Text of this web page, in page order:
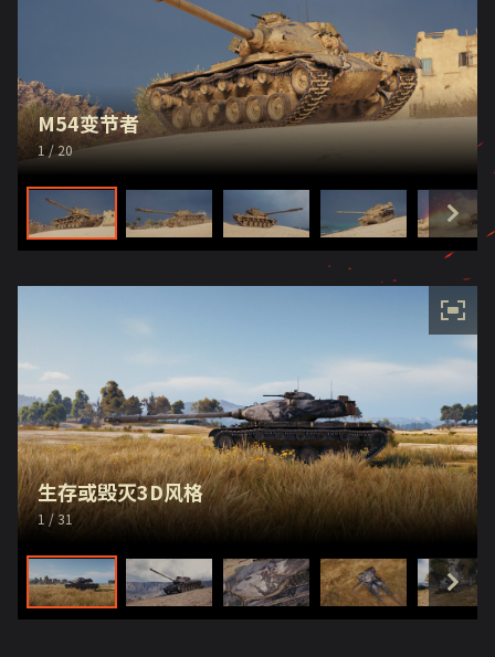
M54变节者
1/ 20
生存或毁灭3D风格
1 / 31